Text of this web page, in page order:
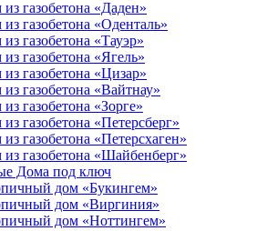
газобетона «Даден»
газобетона «Оденталь»
газобетона «Тауэр»
газобетона «Ягель»
газобетона «Цизар»
газобетона «Вайтнау»
газобетона «Зорге»
газобетона «Петерсберг»
газобетона «Петерсхаген»
газобетона «Шайбенберг»
Дома под ключ
дом «Букингем»
дом «Виргиния»
дом «Ноттингем»